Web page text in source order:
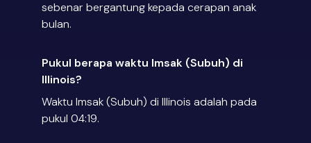
sebenar bergantung kepada cerapan anak
bulan.
Pukul berapa waktu Imsak (Subuh) di
Illinois?
Waktu Imsak (Subuh) di Illinois adalah pada
pukul 04:19.